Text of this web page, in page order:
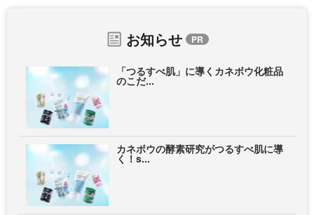
お知らせ
「つるすべ肌」に導くカネボウ化粧品
のこだ...
カネボウの酵素研究がつるすべ肌に導
く！s...